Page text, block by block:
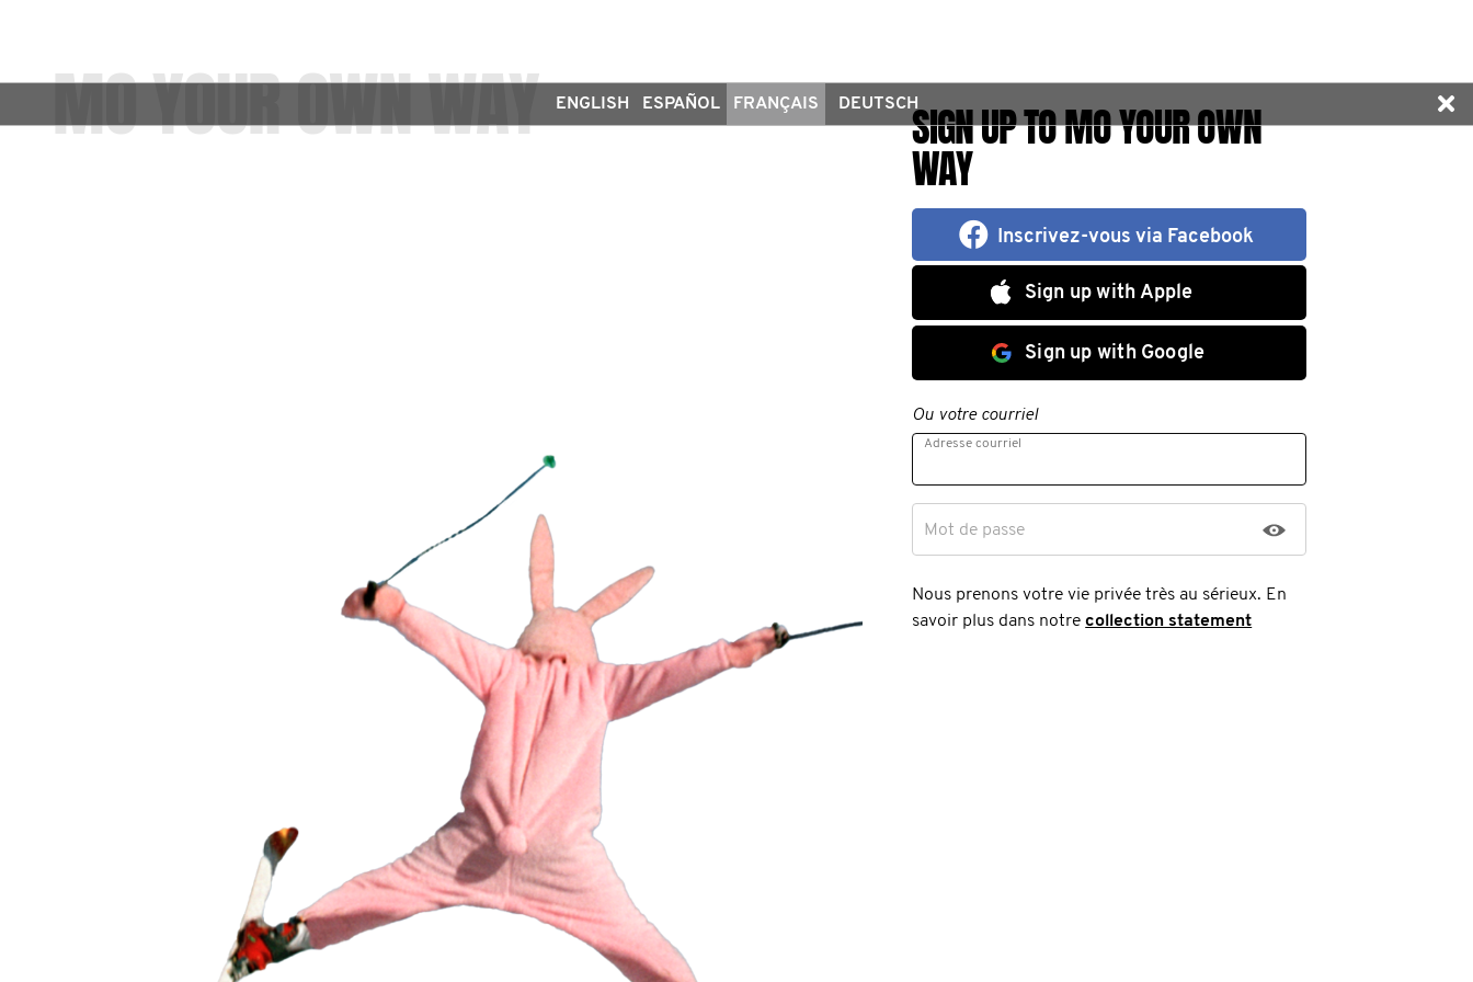
ENGLISH ESPAÑOL FRANÇAIS DEUTSCH
MO YOUR OWN WAY SIGN UP TO MO YOUR OWN
WAY
Inscrivez-vous via Facebook
Sign up with Apple
Sign up with Google
Ou votre courriel
Adresse courriel
Mot de passe
Nous prenons votre vie privée très au sérieux. En
savoir plus dans notrecollection statement